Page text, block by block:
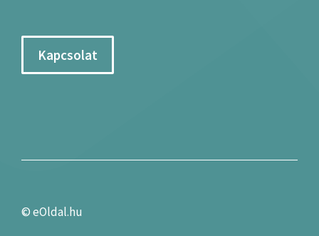
Kapcsolat
©eOldal.hu